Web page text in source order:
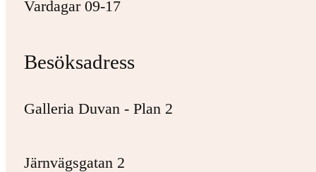
Vardagar 09-17
Besöksadress
Galleria Duvan - Plan 2
Järnvägsgatan 2